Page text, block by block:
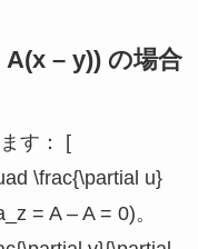
A(x – y)) の場合
す： [
\frac{\partial u}
= A – A = 0)。